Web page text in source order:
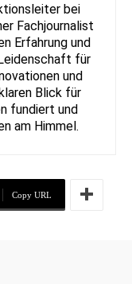
bei
Fachjournalist
Erfahrung und
für
und
Blick für
fundiert und
am Himmel.
Copy URL